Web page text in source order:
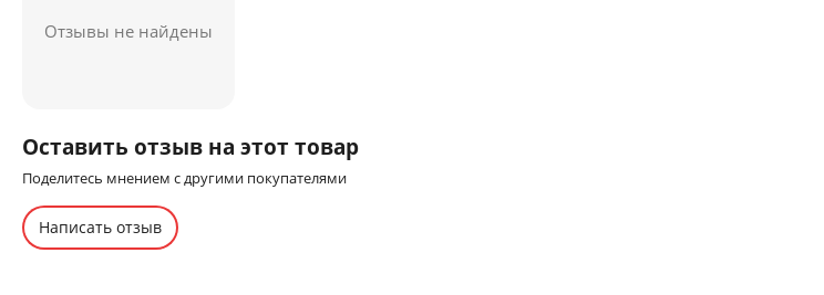
Отзывы не найдены
Оставить отзыв на этот товар
Поделитесь мнением с другими покупателями
Написать отзыв